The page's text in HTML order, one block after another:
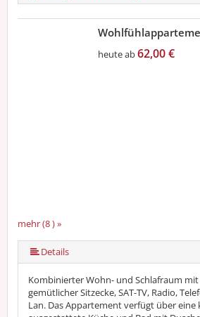
mehr (8 ) »
mehr (8 ) »
mehr (8 ) »
mehr (8 ) »
mehr (8 ) »
heute ab62,00 €
Details
Kombinierter Wohn- und Schlafraum
gemütlicher Sitzecke, SAT-TV, Radio,
Lan. Das Appartement verfügt über